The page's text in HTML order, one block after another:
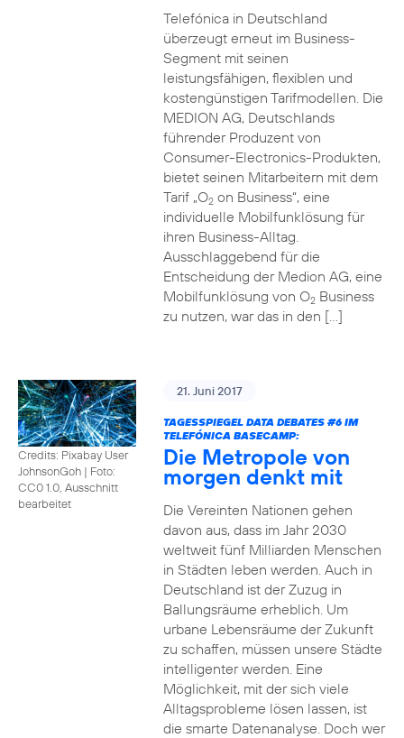
Telefónica in Deutschland
überzeugt erneut im Business-
Segment mit seinen
leistungsfähigen, flexiblen und
kostengünstigen Tarifmodellen. Die
MEDION AG, Deutschlands
führender Produzent von
Consumer-Electronics-Produkten,
bietet seinen Mitarbeitern mit dem
Tarif „O2on Business“, eine
individuelle Mobilfunklösung für
ihren Business-Alltag.
Ausschlaggebend für die
Entscheidung der Medion AG, eine
Mobilfunklösung von O2Business
zu nutzen, war das in den […]
Credits: Pixabay User
JohnsonGoh | Foto:
CC0 1.0, Ausschnitt
bearbeitet
21. Juni 2017
TAGESSPIEGEL DATA DEBATES #6IM
TELEFÓNICA BASECAMP:
Die Metropole von
morgen denkt mit
Die Vereinten Nationen gehen
davon aus, dass im Jahr 2030
weltweit fünf Milliarden Menschen
in Städten leben werden. Auch in
Deutschland ist der Zuzug in
Ballungsräume erheblich. Um
urbane Lebensräume der Zukunft
zu schaffen, müssen unsere Städte
intelligenter werden. Eine
Möglichkeit, mit der sich viele
Alltagsprobleme lösen lassen, ist
die smarte Datenanalyse. Doch wer